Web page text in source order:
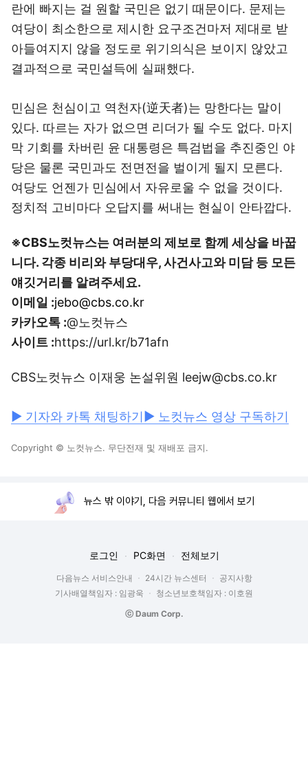
란에 빠지는 걸 원할 국민은 없기 때문이다. 문제는
여당이 최소한으로 제시한 요구조건마저 제대로 받
아들여지지 않을 정도로 위기의식은 보이지 않았고
결과적으로 국민설득에 실패했다.
민심은 천심이고 역천자(逆天者)는 망한다는 말이
있다. 따르는 자가 없으면 리더가 될 수도 없다. 마지
막 기회를 차버린 윤 대통령은 특검법을 추진중인 야
당은 물론 국민과도 전면전을 벌이게 될지 모른다.
여당도 언젠가 민심에서 자유로울 수 없을 것이다.
정치적 고비마다 오답지를 써내는 현실이 안타깝다.
※CBS노컷뉴스는 여러분의 제보로 함께 세상을 바꿉
니다. 각종 비리와 부당대우, 사건사고와 미담 등 모든
얘깃거리를 알려주세요.
이메일 :jebo@cbs.co.kr
카카오톡 :@노컷뉴스
사이트 :https://url.kr/b71afn
CBS노컷뉴스 이재웅 논설위원 leejw@cbs.co.kr
▶ 기자와 카톡 채팅하기 ▶ 노컷뉴스 영상 구독하기
Copyright © 노컷뉴스. 무단전재 및 재배포 금지.
뉴스 밖 이야기, 다음 커뮤니티 웹에서 보기
로그인 PC화면 전체보기
다음뉴스 서비스안내 24시간 뉴스센터
공지사항
기사배열책임자 : 임광욱
청소년보호책임자 : 이호원
ⓒ Daum Corp.